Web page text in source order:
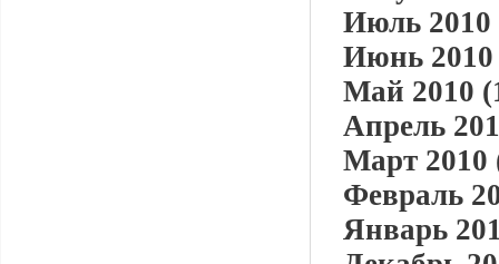
Июль 2010
Июнь 2010
Май 2010
Апрель
Март 2010
Февраль
Январь